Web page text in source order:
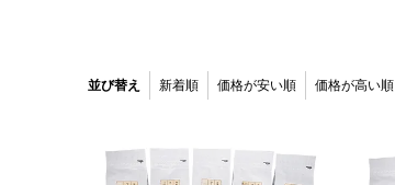
並び替え 新着順 価格が安い順 価格が高い順